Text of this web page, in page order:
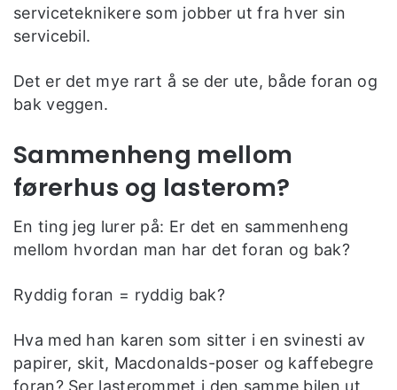
serviceteknikere som jobber ut fra hver sin
servicebil.
Det er det mye rart å se der ute, både foran og
bak veggen.
Sammenheng mellom
førerhus og lasterom?
En ting jeg lurer på: Er det en sammenheng
mellom hvordan man har det foran og bak?
Ryddig foran = ryddig bak?
Hva med han karen som sitter i en svinesti av
papirer, skit, Macdonalds-poser og kaffebegre
foran? Ser lasterommet i den samme bilen ut